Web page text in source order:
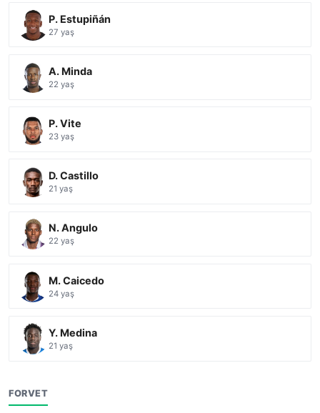
P. Estupiñán
27 yaş
A. Minda
22 yaş
P. Vite
23 yaş
D. Castillo
21 yaş
N. Angulo
22 yaş
M. Caicedo
24 yaş
Y. Medina
21 yaş
FORVET